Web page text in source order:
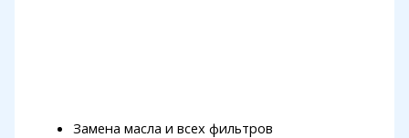
Замена масла и всех фильтров